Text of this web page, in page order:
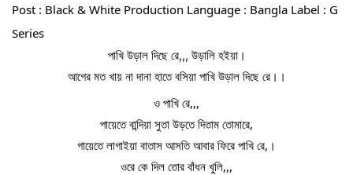
Post : Black & White Production Language : Bangla Label : G
Series
পাখি উড়াল দিছে রে,,, উড়ালি হইয়া।
আগের মত খায় না দানা হাতে বসিয়া পাখি উড়াল দিছে রে।।
ও পাখি রে,,,
পায়েতে বান্দিয়া সুতা উড়তে দিতাম তোমারে,
গায়েতে লাগাইয়া বাতাস আসতি আবার ফিরে পাখি রে,।
ওরে কে দিল তোর বাঁধন খুলি,,,